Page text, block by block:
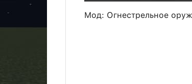
Мод: Огнестрельное